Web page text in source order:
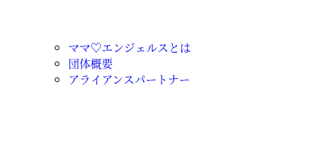
ママ♡エンジェルスとは
団体概要
アライアンスパートナー